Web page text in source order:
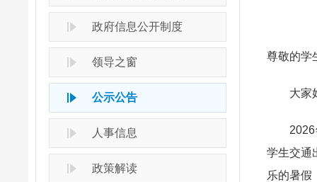
政府信息公开制度
领导之窗
公示公告
人事信息
政策解读
尊敬的学
大家
2026年
学生交通
乐的暑假